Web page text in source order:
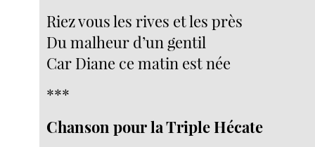
Riez vous les rives et les près
Du malheur d’un gentil
Car Diane ce matin est née
***
Chanson pour la Triple Hécate